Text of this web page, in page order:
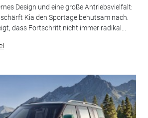
Design und eine große Antriebsvielfalt:
Kia den Sportage behutsam nach.
dass Fortschritt nicht immer radikal...